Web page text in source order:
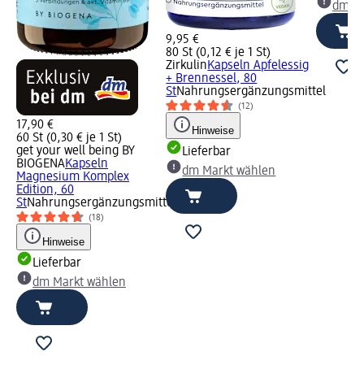
17,90 €
60 St (0,30 € je 1 St)
get your well being BY
BIOGENAKapseln
Magnesium Komplex
Edition, 60
StNahrungsergänzungsmittel
(18)
Hinweise
Lieferbar
dm Markt wählen
9,95 €
80 St (0,12 € je 1 St)
ZirkulinKapseln Apfelessig
+ Brennessel, 80
StNahrungsergänzungsmittel
(12)
Hinweise
Lieferbar
dm Markt wählen
dm